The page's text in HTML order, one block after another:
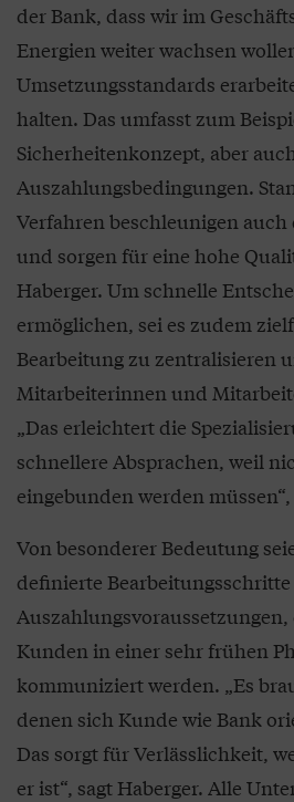
der Bank, dass wir im
Energien weiter wachsen
Umsetzungsstandards
halten. Das umfasst zum
Sicherheitenkonzept, aber
Auszahlungsbedingungen.
Verfahren beschleunigen auch
und sorgen für eine hohe
Haberger. Um schnelle
ermöglichen, sei es zudem
Bearbeitung zu zentralisieren
Mitarbeiterinnen und
„Das erleichtert die
schnellere Absprachen, weil
eingebunden werden
Von besonderer Bedeutung
definierte
Kunden in einer sehr frühen
kommuniziert werden. „Es
denen sich Kunde wie Bank
Das sorgt für Verlässlichkeit,
er ist“, sagt Haberger. Alle